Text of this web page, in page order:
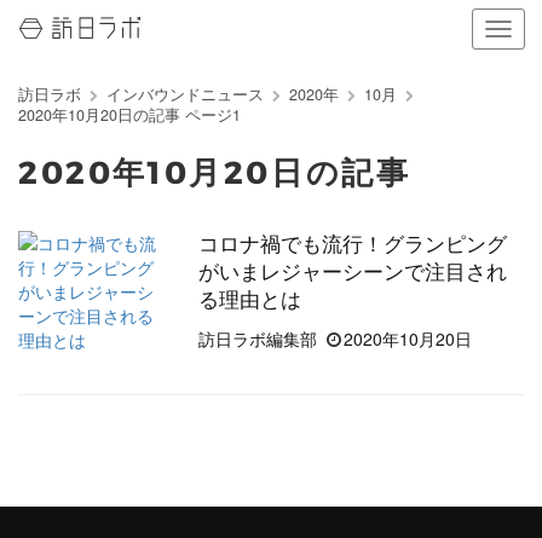
ナ
ビ
示
を
訪日ラボ インバウンドニュース 2020年
10月
2020年10月20日の記事 ページ1
2020年10月20日の記事
コロナ禍でも流行！グランピング
がいまレジャーシーンで注目され
る理由とは
訪日ラボ編集部
2020年10月20日